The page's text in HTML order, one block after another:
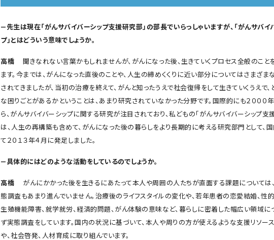
―先生は現在「がんサバイバーシップ支援研究部」の部長でいらっしゃいますが、「がんサバイ
プ」とはどういう意味でしょうか。
高橋 聞きなれない言葉かもしれませんが、がんになった後、生きていくプロセス全般のこと
ます。今までは、がんになった直後のことや、人生の締めくくりに近い部分についてはさまざま
されてきましたが、当初の治療を終えて、がんと知ったうえで社会復帰をして生きていくうえで、
な困りごとがあるかということは、あまり研究されていなかった分野です。国際的にも２０００
ら、がんサバイバーシップに関する研究が注目されており、私どもの「がんサバイバーシップ支
は、人生の再構築も含めて、がんになった後の暮らしをより長期的に考える研究部門として、
て２０１３年４月に発足しました。
―具体的にはどのような活動をしているのでしょうか。
高橋 がんにかかった後を生きるにあたって本人や周囲の人たちが直面する課題については
態調査もあまり進んでいません。治療後のライフスタイルの変化や、若年患者の恋愛結婚、性
生殖機能障害、就学就労、経済的問題、がん体験の意味など、暮らしに密着した幅広い領域に
ず実態調査をしています。国内の状況に基づいて、本人や周りの方が使えるような支援リソー
や、社会啓発、人材育成に取り組んでいます。